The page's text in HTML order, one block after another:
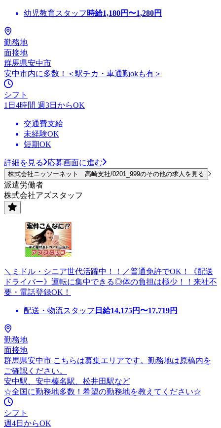
幼児教育スタッフ 時給1,180円〜1,280円
勤務地
面接地
群馬県安中市
安中市内に多数！＜駅チカ・車通勤okも有＞
シフト
1日4時間 週3日からOK
交通費支給
未経験OK
短期OK
詳細を見る 応募画面に進む
株式会社ニッソーネット 高崎支社/0201_999のその他の求人を見る
派遣労働者
株式会社アズスタッフ
＼ミドル・シニア世代活躍中！！／普通免許でOK！《配送
ドライバー》運転に集中できる◎体の負担は極少！！来社不
要・電話登録OK！
配送・物流スタッフ 日給14,175円〜17,719円
勤務地
面接地
群馬県安中市 こちらは募集エリアです。勤務地は原稿内を
ご確認ください。
安中駅、安中榛名駅、松井田駅など
☆全国に勤務地多数！希望の勤務地を教えてください☆
シフト
週4日からOK